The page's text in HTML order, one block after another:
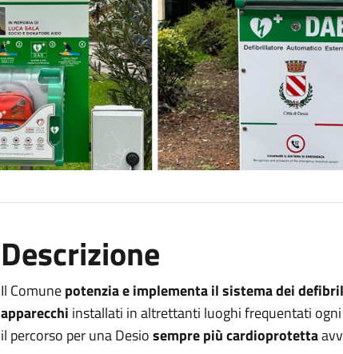
Descrizione
Il Comunepotenzia e implementa il sistema dei
apparecchi installati in altrettanti luoghi frequentati
il percorso per una Desiosempre più cardioprotetta